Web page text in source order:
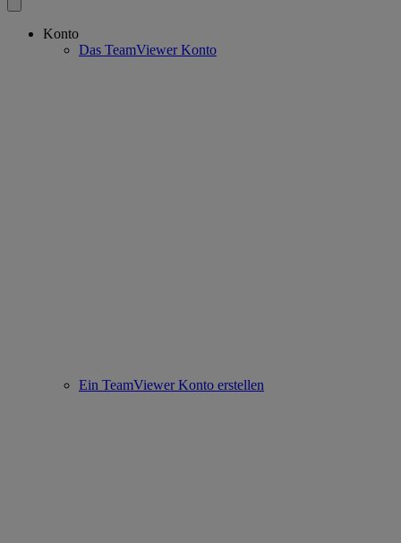
Konto
Das TeamViewer Konto
Ein TeamViewer Konto erstellen